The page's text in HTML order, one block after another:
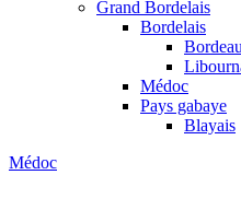
Grand Bordelais
Bordelais
Médoc
Pays gabaye
Blayais
Médoc